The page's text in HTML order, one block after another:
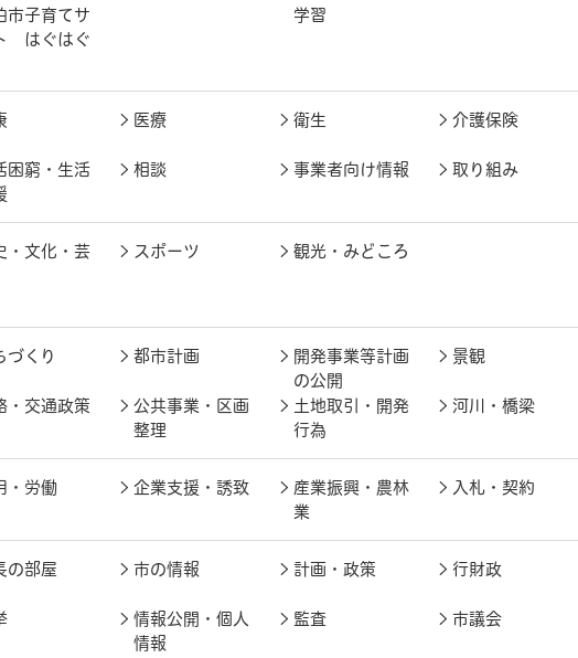
市子育てサ
はぐはぐ
学習
医療 衛生 介護保険
困窮・生活
相談 事業者向け情報 取り組み
・文化・芸
スポーツ 観光・みどころ
づくり 都市計画
開発事業等計画
の公開
景観
・交通政策
公共事業・区画
整理
土地取引・開発
行為
河川・橋梁
・労働 企業支援・誘致
産業振興・農林
業
入札・契約
の部屋 市の情報 計画・政策 行財政
情報公開・個人
情報
監査 市議会